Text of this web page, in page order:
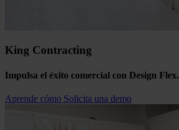
King Contracting
Impulsa el éxito comercial con Design Flex.
Aprende cómo Solicita una demo